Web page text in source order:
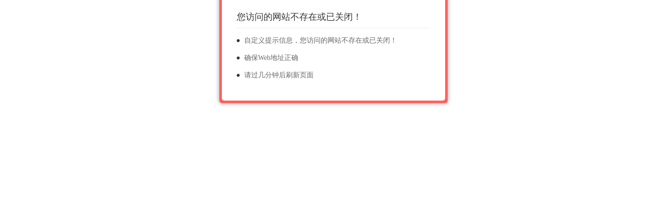
您访问的网站不存在或已关闭！
自定义提示信息，您访问的网站不存在或已关闭！
确保Web地址正确
请过几分钟后刷新页面